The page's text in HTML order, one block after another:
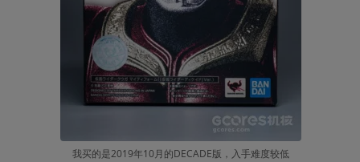
我买的是2019年10月的DECADE版，入手难度较低